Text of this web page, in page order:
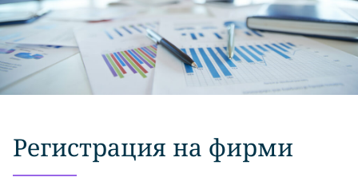
Регистрация на фирми